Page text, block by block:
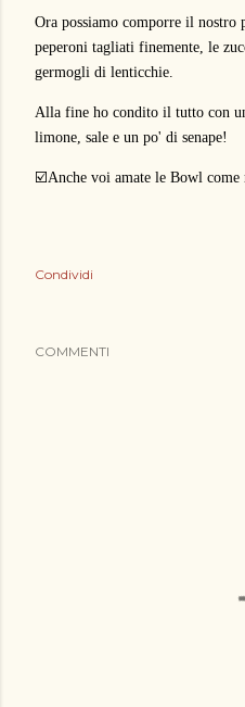
Ora possiamo comporre il
peperoni tagliati finemente, le
germogli di lenticchie.
Alla fine ho condito il tutto con
limone, sale e un po' di senape!
☑️Anche voi amate le Bowl come
Condividi
COMMENTI